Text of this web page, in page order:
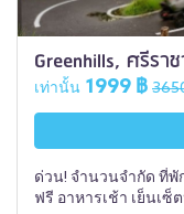
Greenhills, ศรีรา
เท่านั้น 1999 ฿
ด่วน! จำนวนจำกัด ที่
ฟรี อาหารเช้า เย็นเซ็